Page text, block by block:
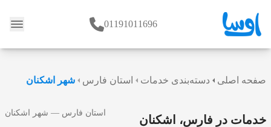
وبلاگ 01191011696
صفحه اصلی دسته‌بندی خدمات استان فارس شهر اشکنان
خدمات در فارس، اشکنان
استان فارس — شهر اشکنان